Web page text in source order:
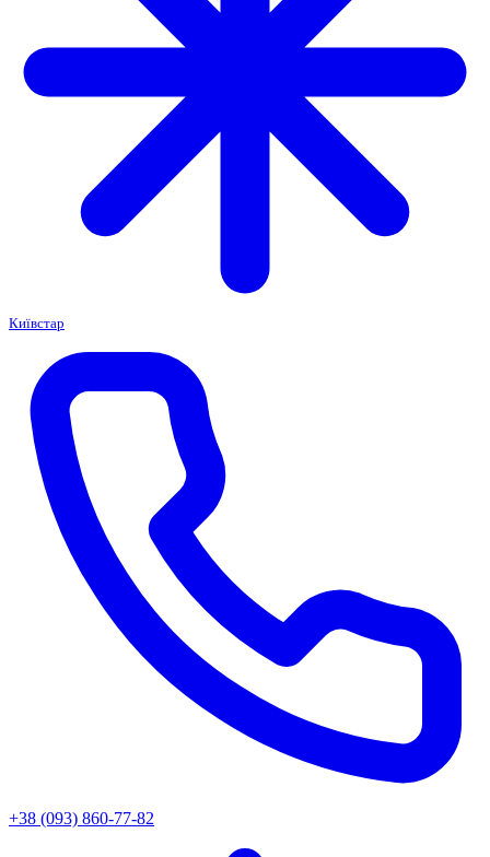
Київстар
+38 (093) 860-77-82